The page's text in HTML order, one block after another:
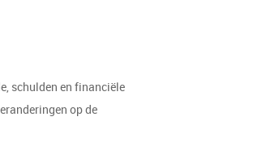
schulden en financiële
op de